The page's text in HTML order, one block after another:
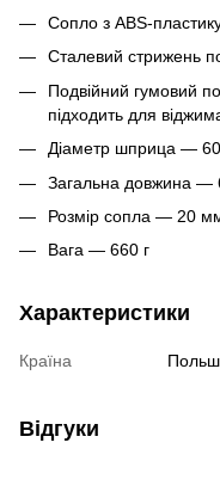
Сопло з ABS-
Сталевий стрижень
Подвійний гумовий
підходить для
Діаметр шприца —
Загальна довжина —
Розмір сопла — 20
Вага — 660 г
Характеристики
Країна
Відгуки